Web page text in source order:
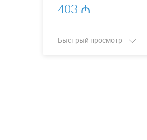
403 ₼
Быстрый просмотр